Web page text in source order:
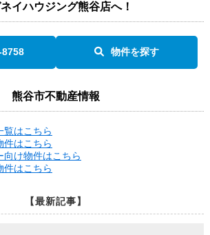
イハウジング熊谷店へ！
物件を探す
熊谷市不動産情報
はこちら
はこちら
け物件はこちら
はこちら
【最新記事】